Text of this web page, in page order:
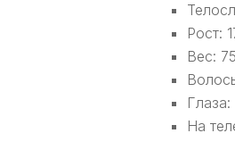
Рост:
Вес:
Глаза:
На